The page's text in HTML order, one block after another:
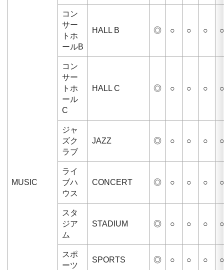
MUSIC
コン
サー
トホ
ールB
HALL B ◎ ○ ○ ○
コン
サー
トホ
ール
C
HALL C ◎ ○ ○ ○
ジャ
ズク
ラブ
JAZZ ◎ ○ ○ ○
ライ
ブハ
ウス
CONCERT ◎ ○ ○ ○
スタ
ジア
ム
STADIUM ◎ ○ ○ ○
スポ
ーツ
SPORTS ◎ ○ ○ ○